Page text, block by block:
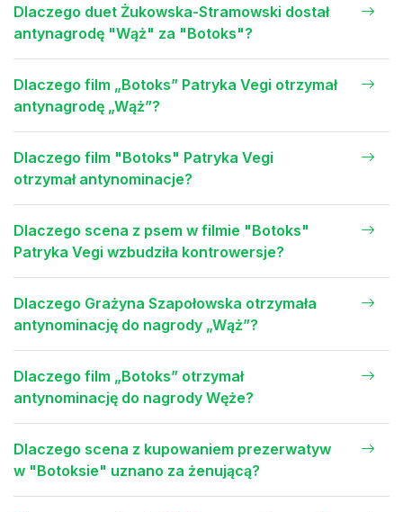
Dlaczego duet Żukowska-Stramowski dostał
antynagrodę "Wąż" za "Botoks"?
Dlaczego film „Botoks” Patryka Vegi otrzymał
antynagrodę „Wąż”?
Dlaczego film "Botoks" Patryka Vegi
otrzymał antynominacje?
Dlaczego scena z psem w filmie "Botoks"
Patryka Vegi wzbudziła kontrowersje?
Dlaczego Grażyna Szapołowska otrzymała
antynominację do nagrody „Wąż”?
Dlaczego film „Botoks” otrzymał
antynominację do nagrody Węże?
Dlaczego scena z kupowaniem prezerwatyw
w "Botoksie" uznano za żenującą?